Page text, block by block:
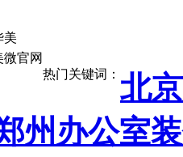
微官网
热门关键词： 北
州办公室